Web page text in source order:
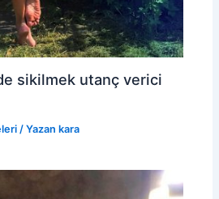
sikilmek utanç verici
/ Yazan kara